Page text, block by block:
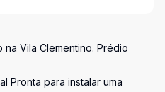
Vila Clementino. Prédio
Pronta para instalar uma